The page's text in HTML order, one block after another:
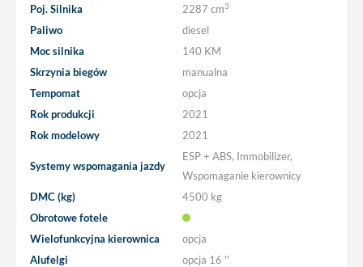
Poj. Silnika
2287 cm3
Paliwo
diesel
Moc silnika
140 KM
Skrzynia biegów
manualna
Tempomat
opcja
Rok produkcji
2021
Rok modelowy
2021
Systemy wspomagania jazdy
ESP + ABS, Immobilizer,
Wspomaganie kierownicy
DMC (kg)
4500 kg
Obrotowe fotele
Wielofunkcyjna kierownica
opcja
Alufelgi
opcja 16 ''